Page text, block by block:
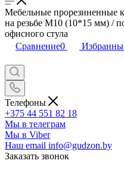
Мебельные прорезиненные
на резьбе M10 (10*15 мм) /
офисного стула
Сравнение0
Телефоны
+375 44 551 82 18
Мы в телеграм
Мы в Viber
Наш email info@gudzon.by
Заказать звонок